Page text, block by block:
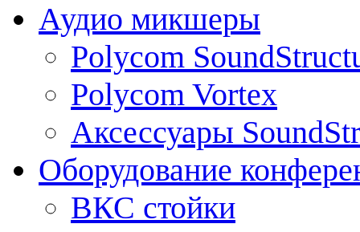
Аудио микшеры
Polycom
Polycom Vortex
Аксессуары
Оборудование
ВКС стойки